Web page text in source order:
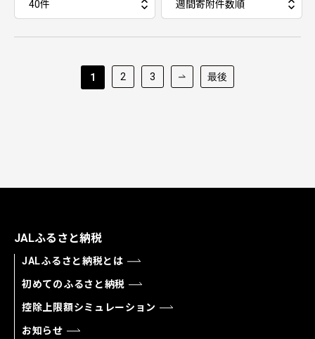
1 2 3 最後
JALふるさと納税
JALふるさと納税とは
初めてのふるさと納税
控除上限額シミュレーション
お知らせ